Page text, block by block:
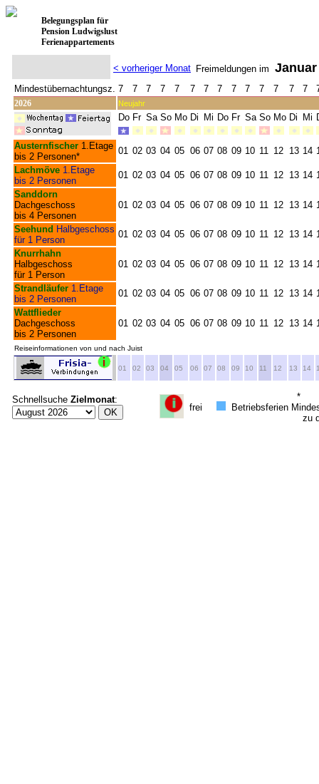
Belegungsplan für
Pension Ludwigslust
Ferienappartements
< vorheriger Monat Freimeldungen im Januar
Mindestübernachtungsz. 7 7 7 7 7 7 7 7 7 7 7 7 7 7
2026 Neujahr
Do Fr Sa So Mo Di Mi Do Fr Sa So Mo Di Mi
Austernfischer 1.Etage
bis 2 Personen*
01 02 03 04 05 06 07 08 09 10 11 12 13 14
Lachmöve 1.Etage
bis 2 Personen
01 02 03 04 05 06 07 08 09 10 11 12 13 14
Sanddorn
Dachgeschoss
bis 4 Personen
01 02 03 04 05 06 07 08 09 10 11 12 13 14
Seehund Halbgeschoss
für 1 Person
01 02 03 04 05 06 07 08 09 10 11 12 13 14
Knurrhahn
Halbgeschoss
für 1 Person
01 02 03 04 05 06 07 08 09 10 11 12 13 14
Strandläufer 1.Etage
bis 2 Personen
01 02 03 04 05 06 07 08 09 10 11 12 13 14
Wattflieder
Dachgeschoss
bis 2 Personen
01 02 03 04 05 06 07 08 09 10 11 12 13 14
Reiseinformationen von und nach Juist
01 02 03 04 05 06 07 08 09 10 11 12 13 14
Schnellsuche Zielmonat:
frei Betriebsferien
*
zu